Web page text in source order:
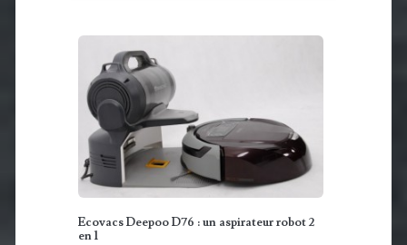
Ecovacs Deepoo D76 : un aspirateur robot 2
en 1